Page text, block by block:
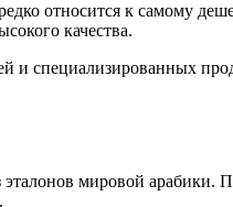
относится к самому
качества.
и специализированных
мировой